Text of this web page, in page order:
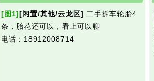
[图1][闲置/其他/云龙区] 二手拆车轮胎4
条，胎花还可以，看上可以聊​‌‌
电话：18912008714